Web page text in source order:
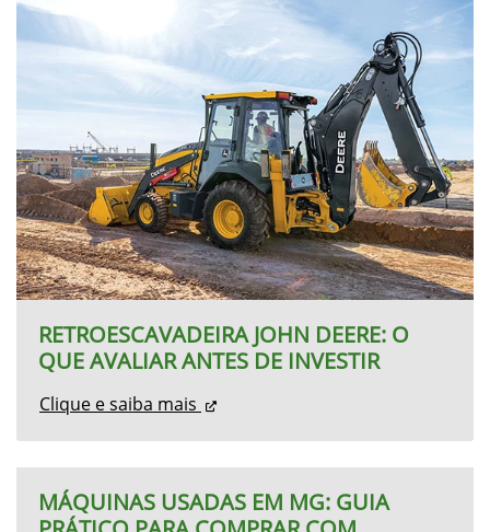
MÁQUINAS USADAS EM MG: GUIA
PRÁTICO PARA COMPRAR COM
SEGURANÇA
Clique e saiba mais